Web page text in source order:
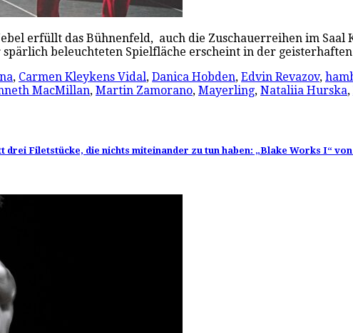
erfüllt das Bühnenfeld, auch die Zuschauerreihen im
beleuchteten Spielfläche erscheint in der
, Carmen Kleykens Vidal, Danica Hobden, Edvin Revazov,
MacMillan, Martin Zamorano, Mayerling, Nataliia Hurska,
drei Filetstücke, die nichts miteinander zu tun haben: „Blake Works I“